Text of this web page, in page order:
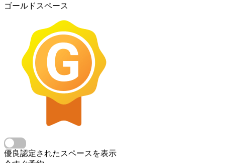
ゴールドスペース
優良認定されたスペースを表示